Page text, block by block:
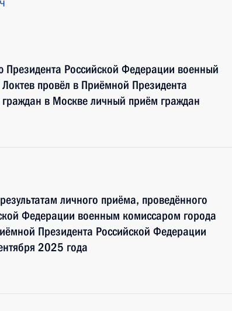
Российской Федерации военный
провёл в Приёмной Президента
в Москве личный приём граждан
личного приёма, проведённого
Федерации военным комиссаром города
Президента Российской Федерации
2025 года